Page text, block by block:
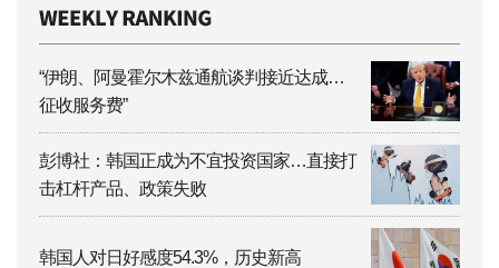
“伊朗、阿曼霍尔木兹通航谈判接近达成…
征收服务费”
彭博社：韩国正成为不宜投资国家…直接打
击杠杆产品、政策失败
韩国人对日好感度54.3%，历史新高